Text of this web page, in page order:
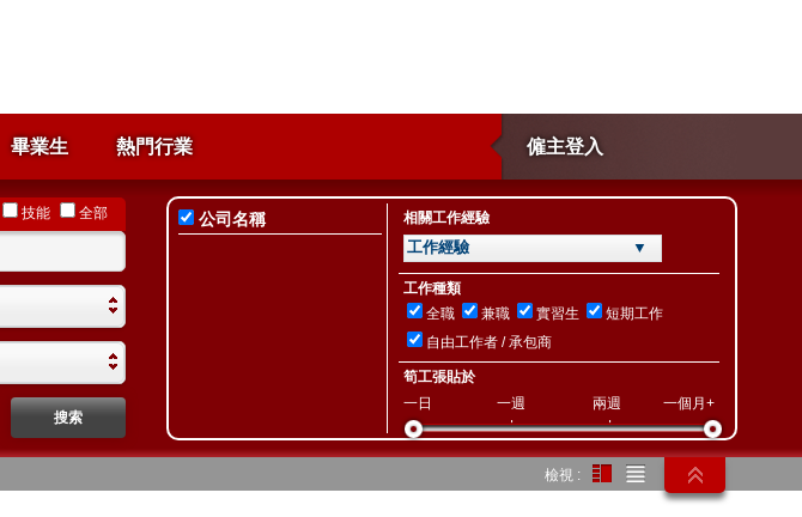
畢業生 僱主登入
熱門行業
技能 全部 公司名稱 相關工作經驗
工作經驗 ▼
工作種類
全職
兼職 實習生
短期工作
自由工作者 / 承包商
筍工張貼於
一日
一週 兩週 一個月+
檢視 :